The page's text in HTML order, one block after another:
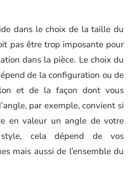
dans le choix de la taille du
pas être trop imposante pour
dans la pièce. Le choix du
de la configuration ou de
et de la façon dont vous
par exemple, convient si
en valeur un angle de votre
cela dépend de vos
mais aussi de l’ensemble du